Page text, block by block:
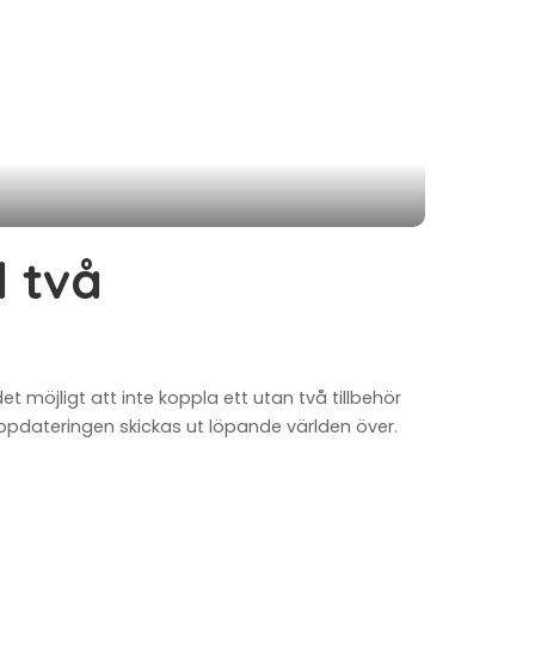
två
möjligt att inte koppla ett utan två tillbehör
skickas ut löpande världen över.